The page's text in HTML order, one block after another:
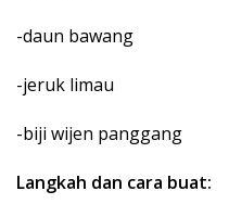
-daun bawang
-jeruk limau
-biji wijen panggang
Langkah dan cara buat: